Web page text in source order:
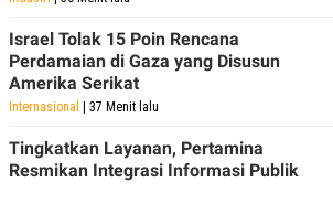
Israel Tolak 15 Poin Rencana
Perdamaian di Gaza yang Disusun
Amerika Serikat
Internasional | 37 Menit lalu
Tingkatkan Layanan, Pertamina
Resmikan Integrasi Informasi Publik